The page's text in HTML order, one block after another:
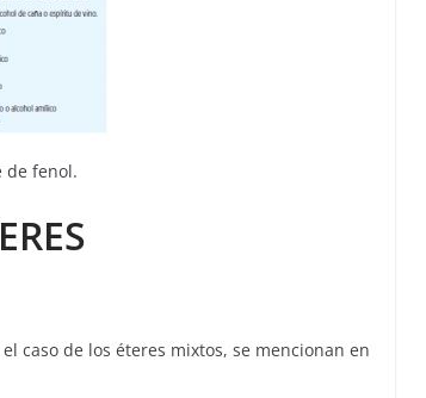
de fenol.
caso de los éteres mixtos, se mencionan en